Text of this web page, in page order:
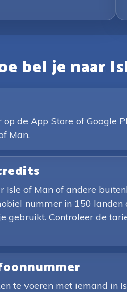
bel je naar
de App Store of Google
Man.
Isle of Man of andere
nummer in 150
gebruikt. Controleer de
te voeren met iemand in